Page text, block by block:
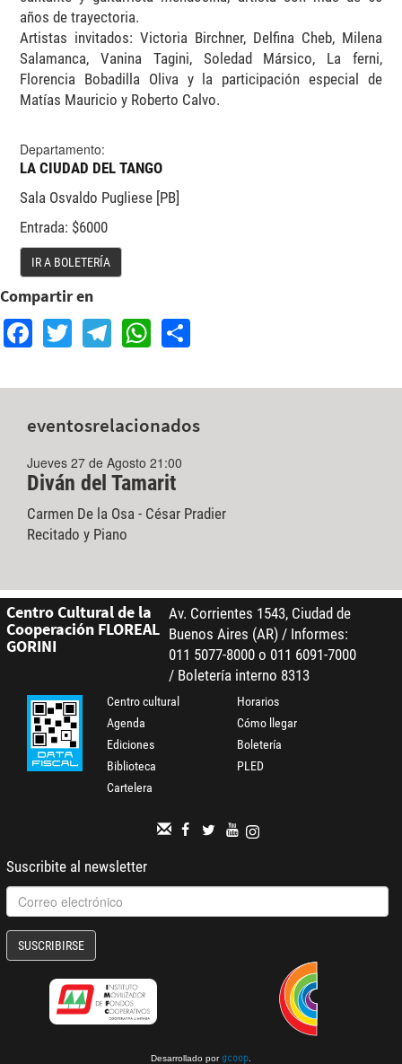
años de trayectoria.
Artistas invitados: Victoria Birchner, Delfina Cheb, Milena
Salamanca, Vanina Tagini, Soledad Mársico, La ferni,
Florencia Bobadilla Oliva y la participación especial de
Matías Mauricio y Roberto Calvo.
Departamento:
LA CIUDAD DEL TANGO
Sala Osvaldo Pugliese [PB]
Entrada: $6000
IR A BOLETERÍA
Compartir en
Facebook
TwitterTelegram
WhatsApp
eventosrelacionados
Jueves 27 de Agosto 21:00
Diván del Tamarit
Carmen De la Osa - César Pradier
Recitado y Piano
Centro Cultural de la
Cooperación FLOREAL
GORINI
Av. Corrientes 1543, Ciudad de
Buenos Aires (AR) / Informes:
011 5077-8000 o 011 6091-7000
/ Boletería interno 8313
Centro cultural
Agenda
Ediciones
Biblioteca
Cartelera
Horarios
Cómo llegar
Boletería
PLED
Suscribite al newsletter
SUSCRIBIRSE
Desarrollado por gcoop.